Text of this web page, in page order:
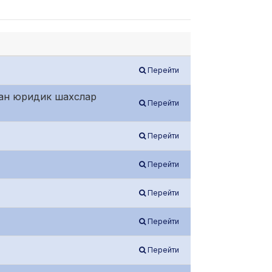
Перейти
юридик шахслар
Перейти
Перейти
Перейти
Перейти
Перейти
Перейти